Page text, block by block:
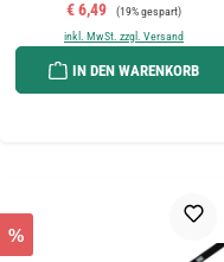
Verkaufspreis:
€ 6,49 Regulärer Preis:
(19% gespart)
inkl. MwSt. zzgl. Versand
IN DEN WARENKORB
%